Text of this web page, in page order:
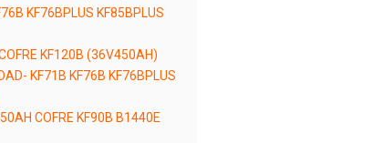
KF76BPLUS KF85BPLUS
KF120B (36V450AH)
KF71B KF76B KF76BPLUS
COFRE KF90B B1440E